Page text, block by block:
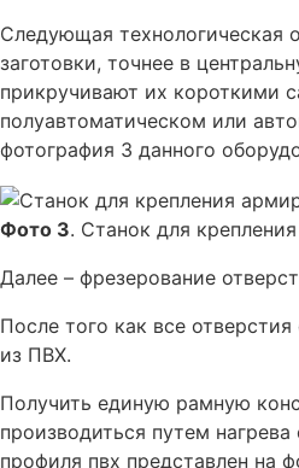
Следующая технологическая
заготовки, точнее в
прикручивают их короткими
полуавтоматическом или
фотография 3 данного
Фото 3. Станок для
Далее – фрезерование
После того как все
из ПВХ.
Получить единую рамную
производиться путем
профиля пвх представлен на